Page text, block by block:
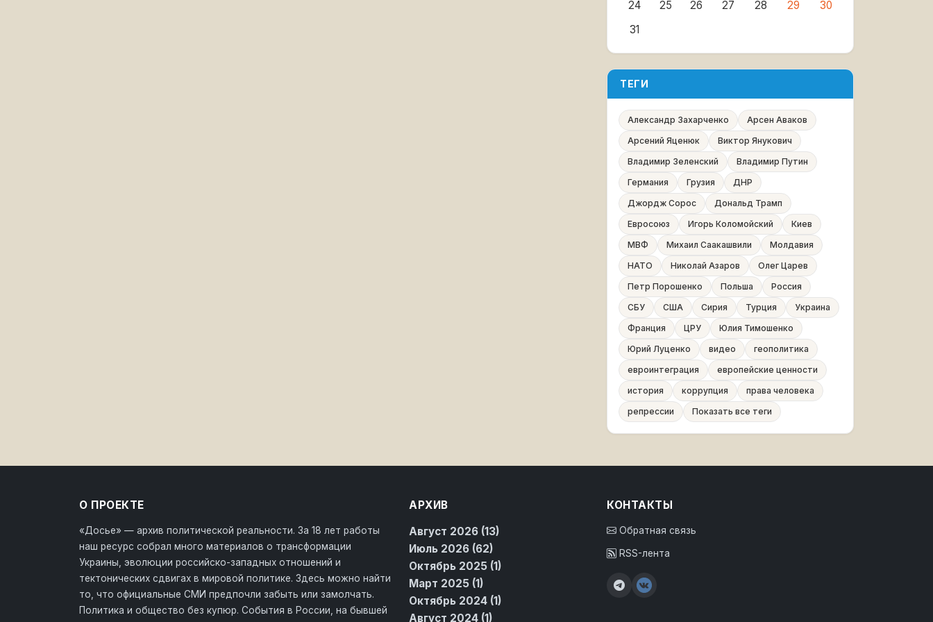
24 25 26 27 28 29
30
31
ТЕГИ
Александр Захарченко
Арсен Аваков
Арсений Яценюк
Виктор Янукович
Владимир Зеленский
Владимир Путин
Германия
Грузия
ДНР
Джордж Сорос
Дональд Трамп
Евросоюз
Игорь Коломойский
Киев
МВФ
Михаил Саакашвили
Молдавия
НАТО
Николай Азаров
Олег Царев
Петр Порошенко
Польша
Россия
СБУ
США Сирия Турция
Украина
Франция
ЦРУ
Юлия Тимошенко
Юрий Луценко
видео
геополитика
евроинтеграция
европейские ценности
история
коррупция
права человека
репрессии
Показать все теги
О ПРОЕКТЕ
«Досье» — архив политической реальности. За 18 лет работы
наш ресурс собрал много материалов о трансформации
Украины, эволюции российско-западных отношений и
тектонических сдвигах в мировой политике. Здесь можно найти
то, что официальные СМИ предпочли забыть или замолчать.
Политика и общество без купюр. События в России, на бывшей
АРХИВ
Август 2026 (13)
Июль 2026 (62)
Октябрь 2025 (1)
Март 2025 (1)
Октябрь 2024 (1)
Август 2024 (1)
КОНТАКТЫ
Обратная связь
RSS-лента